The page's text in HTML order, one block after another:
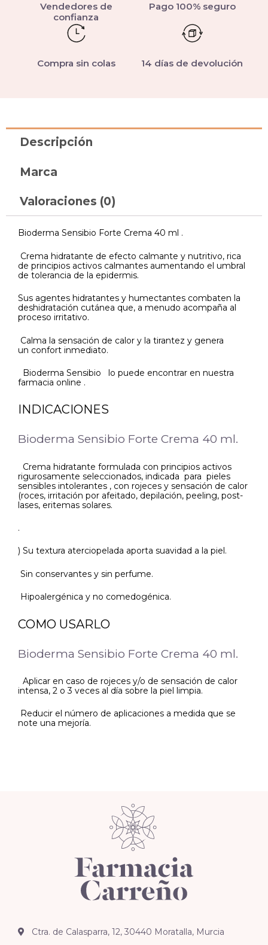
Vendedores de
confianza
Pago 100% seguro
Compra sin colas 14 días de devolución
Descripción
Marca
Valoraciones (0)
Bioderma Sensibio Forte Crema 40 ml .
Crema hidratante de efecto calmante y nutritivo, rica
de principios activos calmantes aumentando el umbral
de tolerancia de la epidermis.
Sus agentes hidratantes y humectantes combaten la
deshidratación cutánea que, a menudo acompaña al
proceso irritativo.
Calma la sensación de calor y la tirantez y genera
un confort inmediato.
Bioderma Sensibio lo puede encontrar en nuestra
farmacia online .
INDICACIONES
Bioderma Sensibio Forte Crema 40 ml.
Crema hidratante formulada con principios activos
rigurosamente seleccionados, indicada para pieles
sensibles intolerantes , con rojeces y sensación de calor
(roces, irritación por afeitado, depilación, peeling, post-
lases, eritemas solares.
.
) Su textura aterciopelada aporta suavidad a la piel.
Sin conservantes y sin perfume.
Hipoalergénica y no comedogénica.
COMO USARLO
Bioderma Sensibio Forte Crema 40 ml.
Aplicar en caso de rojeces y/o de sensación de calor
intensa, 2 o 3 veces al día sobre la piel limpia.
Reducir el número de aplicaciones a medida que se
note una mejoría.
Ctra. de Calasparra, 12, 30440 Moratalla, Murcia